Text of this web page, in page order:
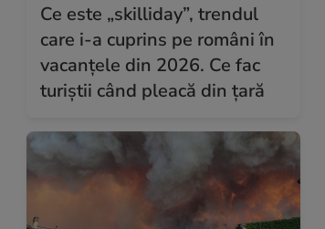
Ce este „skilliday”, trendul
care i-a cuprins pe români în
vacanțele din 2026. Ce fac
turiștii când pleacă din țară